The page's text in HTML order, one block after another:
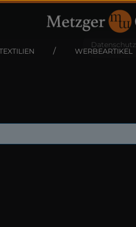
WERBEARTIKEL
Datenschutz